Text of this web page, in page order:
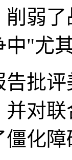
弱
中"尤
批
对
化